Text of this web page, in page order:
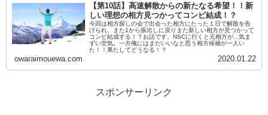
【第10話】高速解散からの新たなる希望！！新
しい理想の相方見つかってコンビ結成！？
今回は相方探しの会で出会った相方にたった１日で解散を告
げられ、また1から振出しに戻りまた新しい相方が見つかって
コンビ結成する！？お話です。NSCに行くと元相方が...気ま
ずい空気。一方俺にはまだいいなと思う相方候補が一人い
た！！果たしてどうなる！？
owaraimouewa.com 2020.01.22
スポンサーリンク